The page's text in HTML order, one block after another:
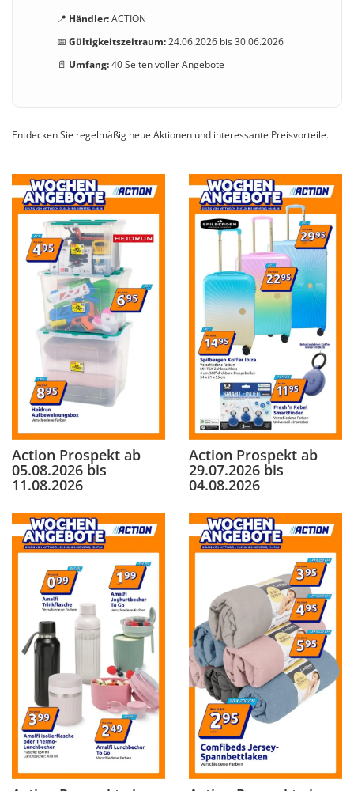
📍 Händler:ACTION
📅 Gültigkeitszeitraum:24.06.2026 bis 30.06.2026
📄 Umfang:40 Seiten voller Angebote
Entdecken Sie regelmäßig neue Aktionen und interessante Preisvorteile.
Action Prospekt ab
05.08.2026 bis
11.08.2026
Action Prospekt ab
29.07.2026 bis
04.08.2026